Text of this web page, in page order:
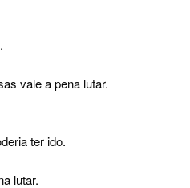
vale a pena lutar.
ter ido.
lutar.